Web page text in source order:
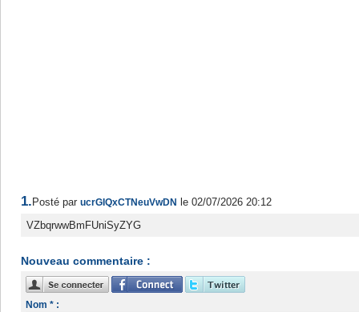
1. Posté parucrGIQxCTNeuVwDN
le 02/07/2026 20:12
VZbqrwwBmFUniSyZYG
Nouveau commentaire :
Nom * :